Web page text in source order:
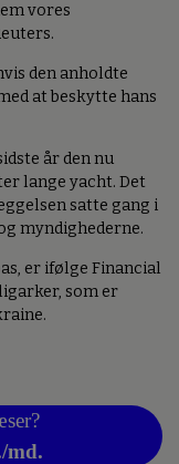
vores
den anholdte
at beskytte hans
år den nu
lange yacht. Det
satte gang i
myndighederne.
er ifølge Financial
som er
md.